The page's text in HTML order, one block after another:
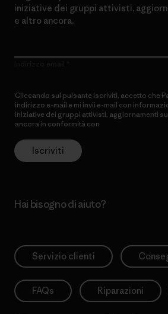
iniziative dei gruppi attivisti,
e altro ancora.
Cliccando sul pulsante Iscriviti, accetto che
indirizzo e-mail e mi invii e-mail con
iniziative dei gruppi attivisti, aggiornamenti
ancora in conformità con
Iscriviti
Hai bisogno di aiuto?
Servizio clienti
FAQs Riparazioni